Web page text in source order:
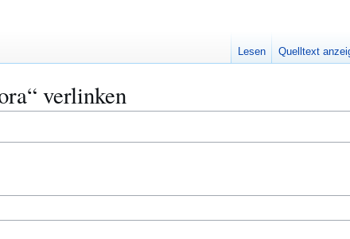
verlinken
Lesen Quelltext